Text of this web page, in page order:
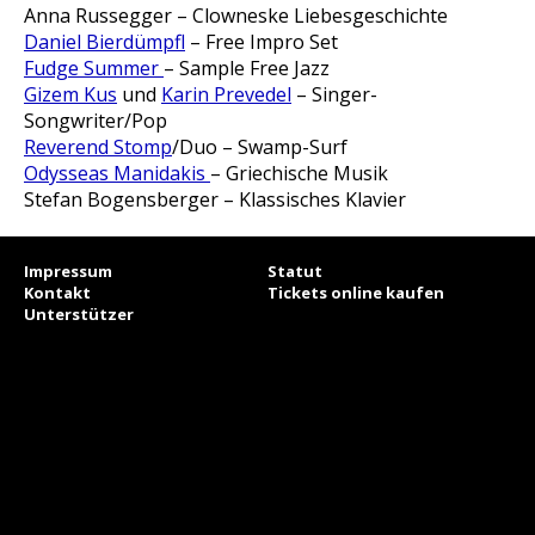
Anna Russegger – Clowneske Liebesgeschichte
Daniel Bierdümpfl – Free Impro Set
Fudge Summer – Sample Free Jazz
Gizem Kus und Karin Prevedel – Singer-
Songwriter/Pop
Reverend Stomp/Duo – Swamp-Surf
Odysseas Manidakis – Griechische Musik
Stefan Bogensberger – Klassisches Klavier
Impressum
Statut
Kontakt
Tickets online kaufen
Unterstützer